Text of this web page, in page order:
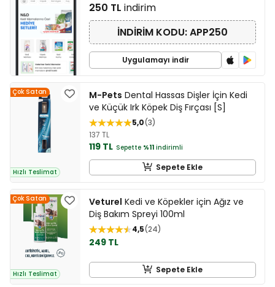
250 TL indirim
İNDİRİM KODU: APP250
Uygulamayı indir
Çok Satan
Hızlı Teslimat
M-Pets Dental Hassas Dişler İçin Kedi
ve Küçük Irk Köpek Diş Fırçası [S]
5,0 3
137 TL
119 TL Sepette %11 indirimli
Sepete Ekle
Çok Satan
Hızlı Teslimat
Veturel Kedi ve Köpekler için Ağız ve
Diş Bakım Spreyi 100ml
4,5 24
249 TL
Sepete Ekle